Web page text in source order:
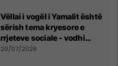
Vëllai i vogël i Yamalit është
sërish tema kryesore e
rrjeteve sociale - vodhi
vëmendjen pas finales së
20/07/2026